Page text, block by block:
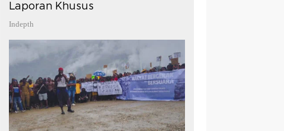
Laporan Khusus
Indepth